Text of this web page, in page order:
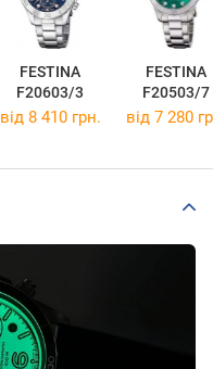
FESTINA
F20603/3
FESTINA
F20503/7
від 8 410 грн. від 7 280